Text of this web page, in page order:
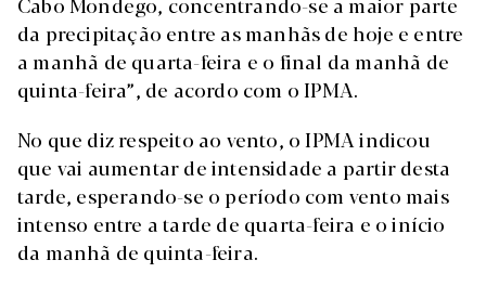
da precipitação entre as manhãs de hoje e entre
a manhã de quarta-feira e o final da manhã de
quinta-feira”, de acordo com o IPMA.
No que diz respeito ao vento, o IPMA indicou
que vai aumentar de intensidade a partir desta
tarde, esperando-se o período com vento mais
intenso entre a tarde de quarta-feira e o início
da manhã de quinta-feira.